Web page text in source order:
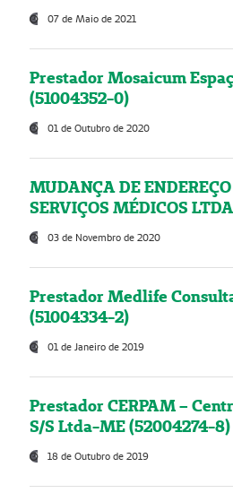
07 de Maio de 2021
Prestador Mosaicum
(51004352-0)
01 de Outubro de 2020
MUDANÇA DE
SERVIÇOS MÉDICOS
03 de Novembro de 2020
Prestador Medlife
(51004334-2)
01 de Janeiro de 2019
Prestador CERPAM –
S/S Ltda-ME (52004274-8)
18 de Outubro de 2019